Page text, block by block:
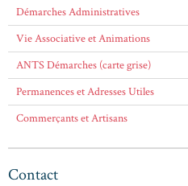
Démarches Administratives
Vie Associative et Animations
ANTS Démarches (carte grise)
Permanences et Adresses Utiles
Commerçants et Artisans
Contact